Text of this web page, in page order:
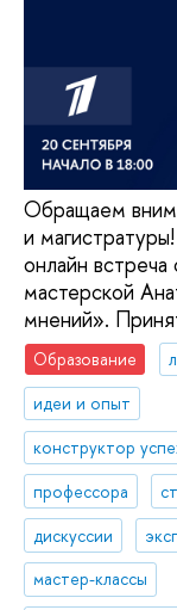
Обращаем
и
онлайн
мастерской
мнений».
Образование
идеи и опыт
конструктор
профессора
дискуссии
мастер-классы